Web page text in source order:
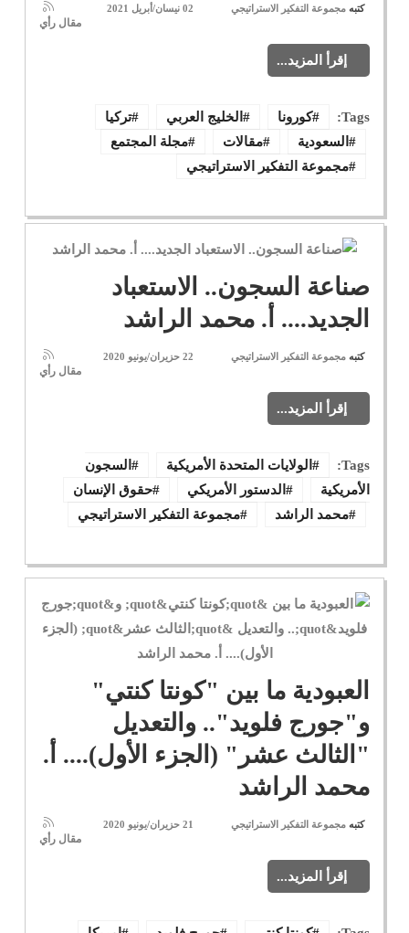
كتبه مجموعة التفكير الاستراتيجي 02 نيسان/أبريل 2021
مقال رأي
إقرأ المزيد...
Tags: كورونا الخليج العربي
تركيا
السعودية
مقالات
مجلة المجتمع
مجموعة التفكير الاستراتيجي
صناعة السجون.. الاستعباد
الجديد.... أ. محمد الراشد
كتبه مجموعة التفكير الاستراتيجي 22 حزيران/يونيو 2020
مقال رأي
إقرأ المزيد...
Tags: الولايات المتحدة الأمريكية
السجون
الأمريكية
الدستور الأمريكي
حقوق الإنسان
محمد الراشد
مجموعة التفكير الاستراتيجي
العبودية ما بين "كونتا كنتي"
و"جورج فلويد".. والتعديل
"الثالث عشر" (الجزء الأول).... أ.
محمد الراشد
كتبه مجموعة التفكير الاستراتيجي 21 حزيران/يونيو 2020
مقال رأي
إقرأ المزيد...